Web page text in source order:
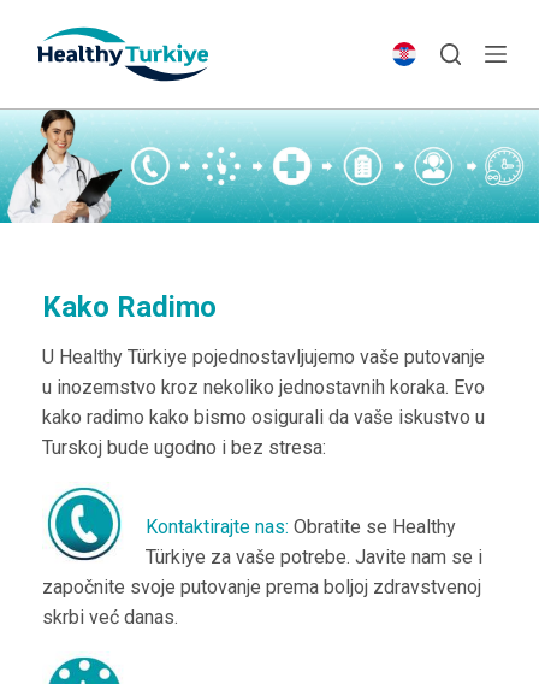
p
t
o
c
Kako Radimo
U Healthy Türkiye pojednostavljujemo vaše putovanje
u inozemstvo kroz nekoliko jednostavnih koraka. Evo
kako radimo kako bismo osigurali da vaše iskustvo u
Turskoj bude ugodno i bez stresa:
Kontaktirajte nas: Obratite se Healthy
Türkiye za vaše potrebe. Javite nam se i
započnite svoje putovanje prema boljoj zdravstvenoj
skrbi već danas.